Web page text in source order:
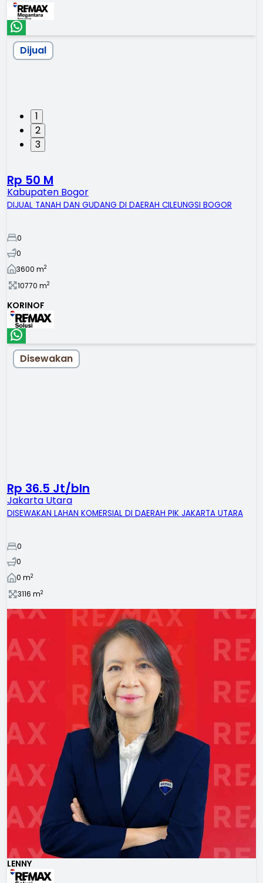
1
2
3
Dijual
Rp 50 M
Kabupaten Bogor
DIJUAL TANAH DAN GUDANG DI DAERAH CILEUNGSI BOGOR
0
0
3600 m2
10770 m2
KORINOF
Disewakan
Rp 36.5 Jt/bln
Jakarta Utara
DISEWAKAN LAHAN KOMERSIAL DI DAERAH PIK JAKARTA UTARA
0
0
0 m2
3116 m2
LENNY